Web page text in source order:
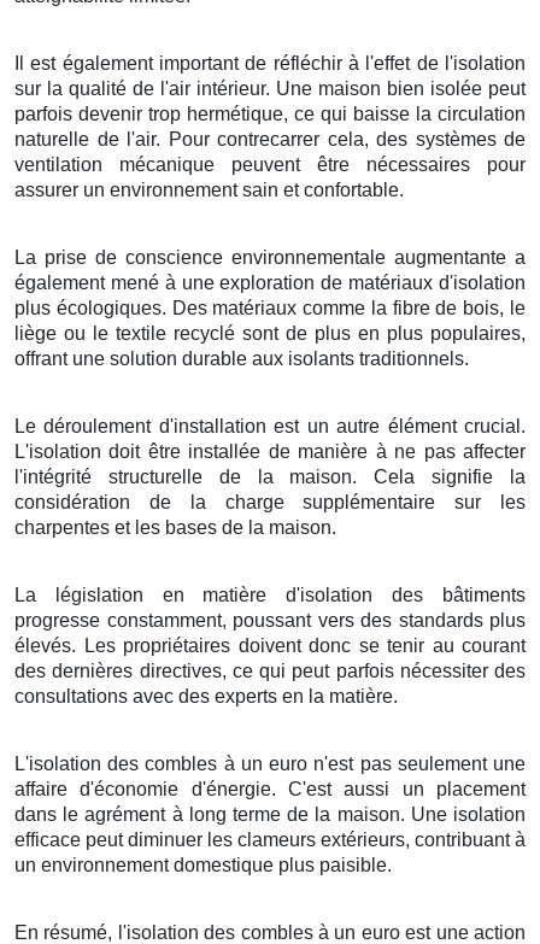
Il est également important de réfléchir à l'effet de l'isolation
sur la qualité de l'air intérieur. Une maison bien isolée peut
parfois devenir trop hermétique, ce qui baisse la circulation
naturelle de l'air. Pour contrecarrer cela, des systèmes de
ventilation mécanique peuvent être nécessaires pour
assurer un environnement sain et confortable.
La prise de conscience environnementale augmentante a
également mené à une exploration de matériaux d'isolation
plus écologiques. Des matériaux comme la fibre de bois, le
liège ou le textile recyclé sont de plus en plus populaires,
offrant une solution durable aux isolants traditionnels.
Le déroulement d'installation est un autre élément crucial.
L'isolation doit être installée de manière à ne pas affecter
l'intégrité structurelle de la maison. Cela signifie la
considération de la charge supplémentaire sur les
charpentes et les bases de la maison.
La législation en matière d'isolation des bâtiments
progresse constamment, poussant vers des standards plus
élevés. Les propriétaires doivent donc se tenir au courant
des dernières directives, ce qui peut parfois nécessiter des
consultations avec des experts en la matière.
L'isolation des combles à un euro n'est pas seulement une
affaire d'économie d'énergie. C'est aussi un placement
dans le agrément à long terme de la maison. Une isolation
efficace peut diminuer les clameurs extérieurs, contribuant à
un environnement domestique plus paisible.
En résumé, l'isolation des combles à un euro est une action